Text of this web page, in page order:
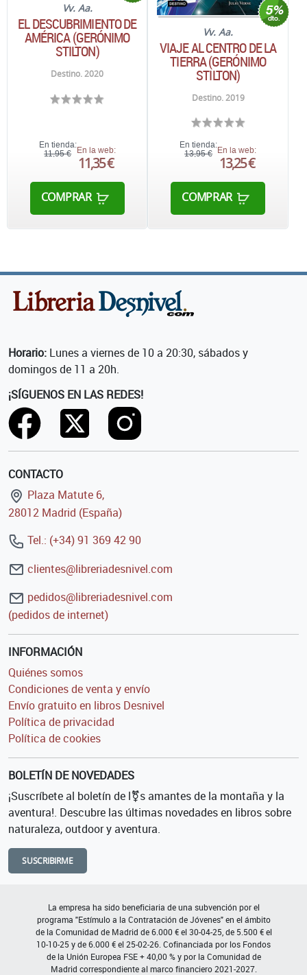
Vv. Aa.
EL DESCUBRIMIENTO DE
AMÉRICA (GERÓNIMO
STILTON)
Destino. 2020
En tienda:
11,95 € En la web:
11,35 €
COMPRAR
Vv. Aa.
VIAJE AL CENTRO DE LA
TIERRA (GERÓNIMO
STILTON)
Destino. 2019
En tienda:
13,95 €
En la web:
13,25 €
COMPRAR
Horario: Lunes a viernes de 10 a 20:30, sábados y
domingos de 11 a 20h.
¡SÍGUENOS EN LAS REDES!
CONTACTO
Plaza Matute 6,
28012 Madrid (España)
Tel.: (+34) 91 369 42 90
clientes@libreriadesnivel.com
pedidos@libreriadesnivel.com
(pedidos de internet)
INFORMACIÓN
Quiénes somos
Condiciones de venta y envío
Envío gratuito en libros Desnivel
Política de privacidad
Política de cookies
BOLETÍN DE NOVEDADES
¡Suscríbete al boletín de l⚧s amantes de la montaña y la
aventura!. Descubre las últimas novedades en libros sobre
naturaleza, outdoor y aventura.
SUSCRIBIRME
La empresa ha sido beneficiaria de una subvención por el
programa "Estímulo a la Contratación de Jóvenes" en el ámbito
de la Comunidad de Madrid de 6.000 € el 30-04-25, de 5.500 € el
10-10-25 y de 6.000 € el 25-02-26. Cofinanciada por los Fondos
de la Unión Europea FSE + 40,00 % y por la Comunidad de
Madrid correspondiente al marco financiero 2021-2027.